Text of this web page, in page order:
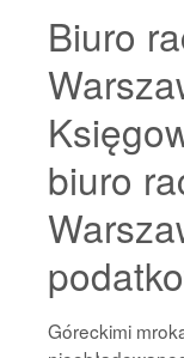
Biuro
biuro
Góreckimi